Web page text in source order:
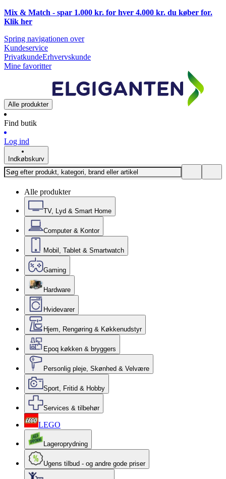
Mix & Match - spar 1.000 kr. for hver 4.000 kr. du køber for.
Klik her
Spring navigationen over
Kundeservice
PrivatkundeErhvervskunde
Mine favoritter
Alle produkter
Find butik
Log ind
Indkøbskurv
Alle produkter
TV, Lyd & Smart Home
Computer & Kontor
Mobil, Tablet & Smartwatch
Gaming
Hardware
Hvidevarer
Hjem, Rengøring & Køkkenudstyr
Epoq køkken & bryggers
Personlig pleje, Skønhed & Velvære
Sport, Fritid & Hobby
Services & tilbehør
LEGO
Lageroprydning
Ugens tilbud - og andre gode priser